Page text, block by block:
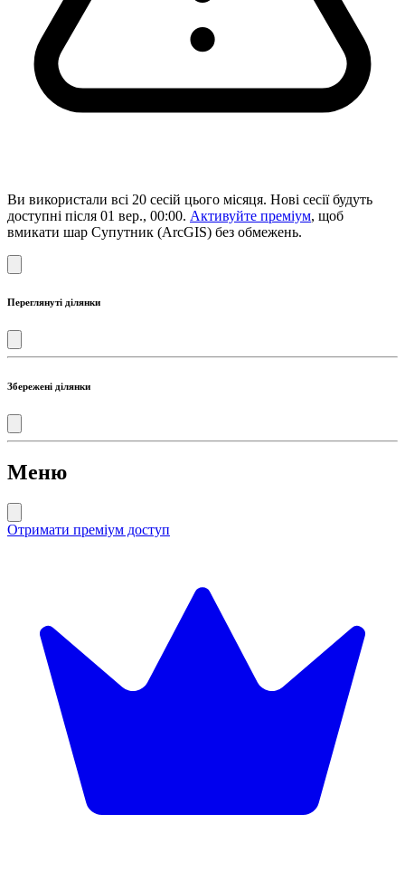
Ви використали всі 20 сесій цього місяця. Нові сесії будуть
доступні після 01 вер., 00:00. Активуйте преміум, щоб
вмикати шар Супутник (ArcGIS) без обмежень.
Переглянуті ділянки
Збережені ділянки
Меню
Отримати преміум доступ